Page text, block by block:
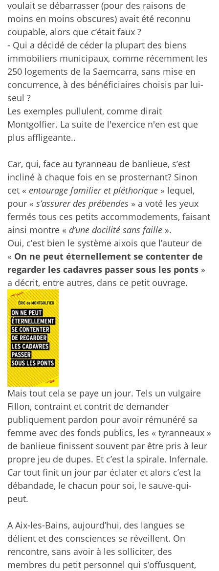
voulait se débarrasser (pour des raisons de
moins en moins obscures) avait été reconnu
coupable, alors que c’était faux ?
- Qui a décidé de céder la plupart des biens
immobiliers municipaux, comme récemment les
250 logements de la Saemcarra, sans mise en
concurrence, à des bénéficiaires choisis par lui-
seul ?
Les exemples pullulent, comme dirait
Montgolfier. La suite de l'exercice n'en est que
plus affligeante..
Car, qui, face au tyranneau de banlieue, s’est
incliné à chaque fois en se prosternant? Sinon
cet « entourage familier et pléthorique » lequel,
pour « s’assurer des prébendes » a voté les yeux
fermés tous ces petits accommodements, faisant
ainsi montre « d’une docilité sans faille ».
Oui, c’est bien le système aixois que l’auteur de
« On ne peut éternellement se contenter de
regarder les cadavres passer sous les ponts »
a décrit, entre autres, dans ce petit ouvrage.
Mais tout cela se paye un jour. Tels un vulgaire
Fillon, contraint et contrit de demander
publiquement pardon pour avoir rémunéré sa
femme avec des fonds publics, les « tyranneaux »
de banlieue finissent souvent par être pris à leur
propre jeu de dupes. Et c’est la spirale. Infernale.
Car tout finit un jour par éclater et alors c’est la
débandade, le chacun pour soi, le sauve-qui-
peut.
A Aix-les-Bains, aujourd’hui, des langues se
délient et des consciences se réveillent. On
rencontre, sans avoir à les solliciter, des
membres du petit personnel qui s’offusquent,